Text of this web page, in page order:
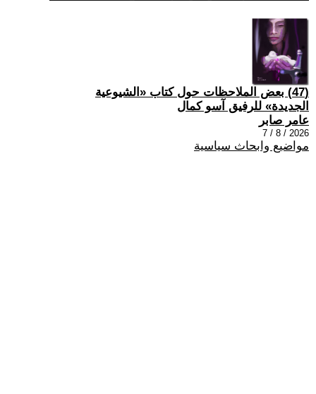
(47) بعض الملاحظات حول كتاب «الشيوعية
الجديدة» للرفيق آسو كمال
عامر صابر
2026 / 8 / 7
مواضيع وابحاث سياسية